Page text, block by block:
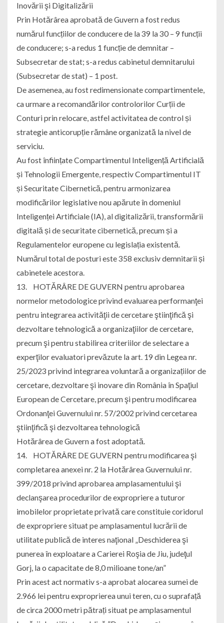
Inovării şi Digitalizării
Prin Hotărârea aprobată de Guvern a fost redus
numărul funcțiilor de conducere de la 39 la 30 – 9 funcții
de conducere; s-a redus 1 funcție de demnitar –
Subsecretar de stat; s-a redus cabinetul demnitarului
(Subsecretar de stat) – 1 post.
De asemenea, au fost redimensionate compartimentele,
ca urmare a recomandărilor controlorilor Curții de
Conturi prin relocare, astfel activitatea de control și
strategie anticorupție rămâne organizată la nivel de
serviciu.
Au fost înființate Compartimentul Inteligență Artificială
și Tehnologii Emergente, respectiv Compartimentul IT
și Securitate Cibernetică, pentru armonizarea
modificărilor legislative nou apărute în domeniul
Inteligenței Artificiale (IA), al digitalizării, transformării
digitală și de securitate cibernetică, precum și a
Regulamentelor europene cu legislația existentă.
Numărul total de posturi este 358 exclusiv demnitarii și
cabinetele acestora.
13. HOTĂRÂRE DE GUVERN pentru aprobarea
normelor metodologice privind evaluarea performanţei
pentru integrarea activităţii de cercetare ştiinţifică şi
dezvoltare tehnologică a organizaţiilor de cercetare,
precum şi pentru stabilirea criteriilor de selectare a
experţilor evaluatori prevăzute la art. 19 din Legea nr.
25/2023 privind integrarea voluntară a organizațiilor de
cercetare, dezvoltare şi inovare din România în Spaţiul
European de Cercetare, precum şi pentru modificarea
Ordonanţei Guvernului nr. 57/2002 privind cercetarea
ştiinţifică şi dezvoltarea tehnologică
Hotărârea de Guvern a fost adoptată.
14. HOTĂRÂRE DE GUVERN pentru modificarea şi
completarea anexei nr. 2 la Hotărârea Guvernului nr.
399/2018 privind aprobarea amplasamentului şi
declanşarea procedurilor de expropriere a tuturor
imobilelor proprietate privată care constituie coridorul
de expropriere situat pe amplasamentul lucrării de
utilitate publică de interes naţional „Deschiderea şi
punerea în exploatare a Carierei Roşia de Jiu, judeţul
Gorj, la o capacitate de 8,0 milioane tone/an”
Prin acest act normativ s-a aprobat alocarea sumei de
2.966 lei pentru exproprierea unui teren, cu o suprafață
de circa 2000 metri pătrați situat pe amplasamentul